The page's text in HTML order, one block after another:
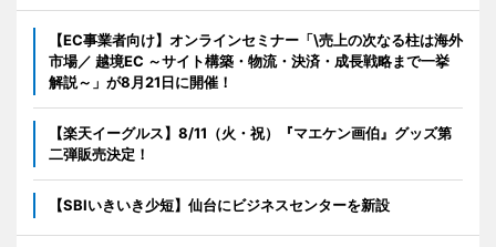
【EC事業者向け】オンラインセミナー「\売上の次なる柱は海外
市場／ 越境EC ～サイト構築・物流・決済・成長戦略まで一挙
解説～」が8月21日に開催！
【楽天イーグルス】8/11（火・祝）『マエケン画伯』グッズ第
二弾販売決定！
【SBIいきいき少短】仙台にビジネスセンターを新設